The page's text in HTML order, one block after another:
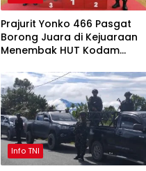
Prajurit Yonko 466 Pasgat
Borong Juara di Kejuaraan
Menembak HUT Kodam
Info TNI